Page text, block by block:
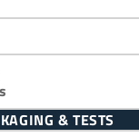
& TESTS